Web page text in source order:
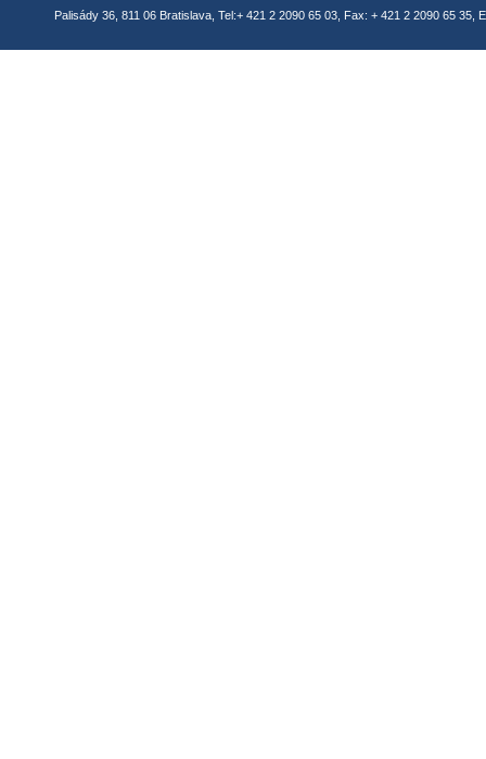
Palisády 36, 811 06 Bratislava, Tel:+ 421 2 2090 65 03, Fax: + 421 2 2090 65 35,